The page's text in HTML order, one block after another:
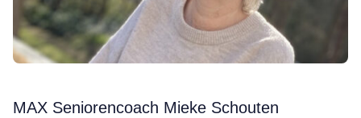
MAX Seniorencoach Mieke Schouten